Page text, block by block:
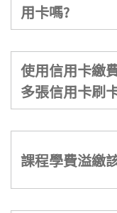
用卡嗎?
使用信用卡繳
多張信用卡刷
課程學費溢繳